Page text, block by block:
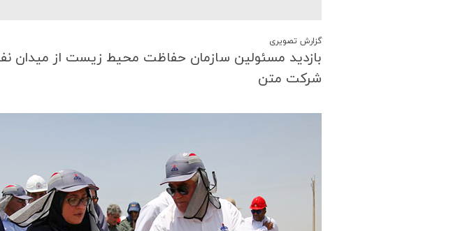
گزارش تصویری
بازدید مسئولین سازمان حفاظت محیط زیست از میدان
شركت متن